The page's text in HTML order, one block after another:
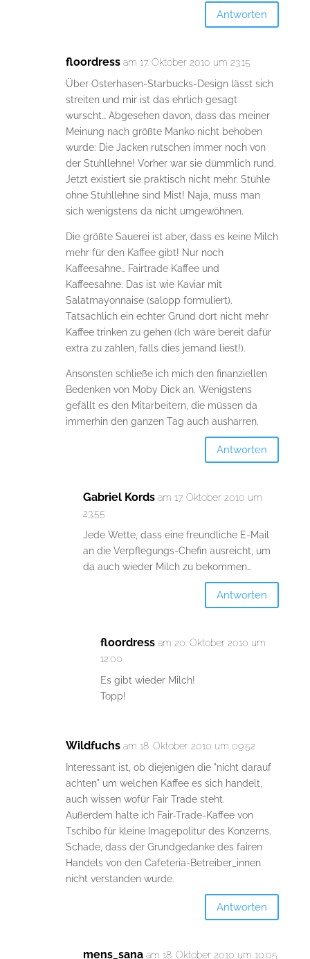
Antworten
floordress am 17. Oktober 2010 um 23:15
Über Osterhasen-Starbucks-Design lässt sich
streiten und mir ist das ehrlich gesagt
wurscht… Abgesehen davon, dass das meiner
Meinung nach größte Manko nicht behoben
wurde: Die Jacken rutschen immer noch von
der Stuhllehne! Vorher war sie dümmlich rund.
Jetzt existiert sie praktisch nicht mehr. Stühle
ohne Stuhllehne sind Mist! Naja, muss man
sich wenigstens da nicht umgewöhnen.
Die größte Sauerei ist aber, dass es keine Milch
mehr für den Kaffee gibt! Nur noch
Kaffeesahne… Fairtrade Kaffee und
Kaffeesahne. Das ist wie Kaviar mit
Salatmayonnaise (salopp formuliert).
Tatsächlich ein echter Grund dort nicht mehr
Kaffee trinken zu gehen (Ich wäre bereit dafür
extra zu zahlen, falls dies jemand liest!).
Ansonsten schließe ich mich den finanziellen
Bedenken von Moby Dick an. Wenigstens
gefällt es den Mitarbeitern, die müssen da
immerhin den ganzen Tag auch ausharren.
Antworten
Gabriel Kords am 17. Oktober 2010 um
23:55
Jede Wette, dass eine freundliche E-Mail
an die Verpflegungs-Chefin ausreicht, um
da auch wieder Milch zu bekommen…
Antworten
floordress am 20. Oktober 2010 um
12:00
Es gibt wieder Milch!
Topp!
Wildfuchs am 18. Oktober 2010 um 09:52
Interessant ist, ob diejenigen die "nicht darauf
achten" um welchen Kaffee es sich handelt,
auch wissen wofür Fair Trade steht.
Außerdem halte ich Fair-Trade-Kaffee von
Tschibo für kleine Imagepolitur des Konzerns.
Schade, dass der Grundgedanke des fairen
Handels von den Cafeteria-Betreiber_innen
nicht verstanden wurde.
Antworten
mens_sana am 18. Oktober 2010 um 10:05